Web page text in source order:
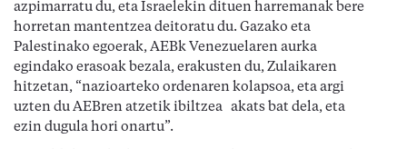
azpimarratu du, eta Israelekin dituen harremanak bere
horretan mantentzea deitoratu du. Gazako eta
Palestinako egoerak, AEBk Venezuelaren aurka
egindako erasoak bezala, erakusten du, Zulaikaren
hitzetan, “nazioarteko ordenaren kolapsoa, eta argi
uzten du AEBren atzetik ibiltzea akats bat dela, eta
ezin dugula hori onartu”.